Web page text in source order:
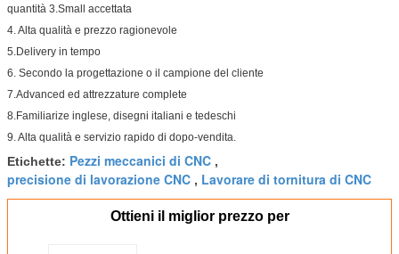
quantità 3.Small accettata
4. Alta qualità e prezzo ragionevole
5.Delivery in tempo
6. Secondo la progettazione o il campione del cliente
7.Advanced ed attrezzature complete
8.Familiarize inglese, disegni italiani e tedeschi
9. Alta qualità e servizio rapido di dopo-vendita.
Etichette: Pezzi meccanici di CNC ,
precisione di lavorazione CNC , Lavorare di tornitura di CNC
Ottieni il miglior prezzo per